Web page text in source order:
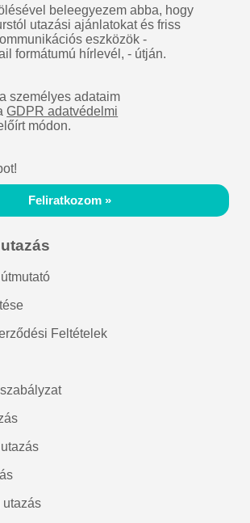
beleegyezem abba, hogy
utazási ajánlatokat és friss
eszközök -
formátumú hírlevél, - útján.
személyes adataim
GDPR adatvédelmi
módon.
Feliratkozom »
Feltételek
utazás